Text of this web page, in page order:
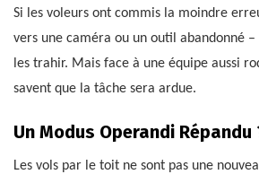
Si les voleurs ont commis la moindre
vers une caméra ou un outil abandonné
les trahir. Mais face à une équipe aussi
savent que la tâche sera ardue.
Un Modus Operandi Répandu
Les vols par le toit ne sont pas une